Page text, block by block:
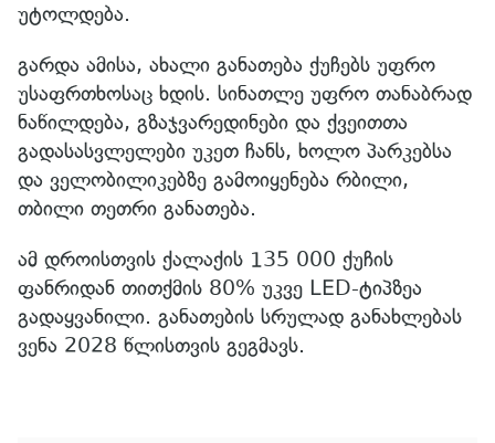
უტოლდება.
გარდა ამისა, ახალი განათება ქუჩებს უფრო
უსაფრთხოსაც ხდის. სინათლე უფრო თანაბრად
ნაწილდება, გზაჯვარედინები და ქვეითთა
გადასასვლელები უკეთ ჩანს, ხოლო პარკებსა
და ველობილიკებზე გამოიყენება რბილი,
თბილი თეთრი განათება.
ამ დროისთვის ქალაქის 135 000 ქუჩის
ფანრიდან თითქმის 80% უკვე LED-ტიპზეა
გადაყვანილი. განათების სრულად განახლებას
ვენა 2028 წლისთვის გეგმავს.